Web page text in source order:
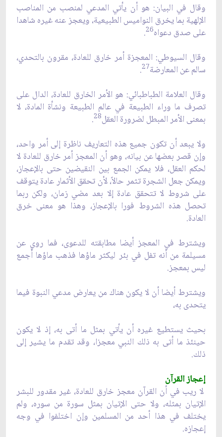
وقال في البيان: هو أن يأتي المدعي لمنصب من المناصب
الإلهية بما يخرق النواميس الطبيعية، ويعجز عنه غيره شاهدا
على صدق دعواه26
.
وقال السيوطي: المعجزة أمر خارق للعادة، مقرون بالتحدي،
سالم عن المعارضة27
.
وقال العلامة الطباطبائي: هو الأمر الخارق للعادة، الدال على
تصرف ما وراء الطبيعة في عالم الطبيعة ونشأة المادة، لا
بمعنى الأمر المبطل لضرورة العقل28
.
ولا يبعد أن تكون جميع هذه التعاريف ناظرة إلى أمر واحد،
وإن قصر بعضها عن بيانه، وهو أن المعجز أمر خارق للعادة لا
لحكم العقل، فلا يمكن الجمع بين النقيضين حتى بالإعجاز،
ويمكن جعل الشجرة تثمر حالاً، لأن تحقق الأثمار عادة يتوقف
على شروط لا تتحقق عادة إلا بعد مضي زمان، ولكن ربما
تحصل هذه الشروط فورا بالإعجاز، وهذا هو معنى خرق
العادة.
ويشترط في المعجز أيضا مطابقته للدعوى، فما روي عن
مسيلمة من أنه تفل في بئر ليكثر ماؤها فذهب ماؤها أجمع
ليس بمعجز.
ويشترط أيضا أن لا يكون هناك من يعارض مدعي النبوة فيما
يتحدى به،
بحيث يستطيع غيره أن يأتي بمثل ما أتى به، إذ لا يكون
حينئذ ما أتى به ذلك النبي معجزا، وقد تقدم ما يشير إلى
ذلك.
إعجاز القرآن
لا ريب في أن القرآن معجز خارق للعادة، غير مقدور للبشر
الإتيان بمثله، ولا حتى الإتيان بمثل سورة من سوره، ولم
يختلف في هذا أحد من المسلمين وإن اختلفوا في وجه
إعجازه.